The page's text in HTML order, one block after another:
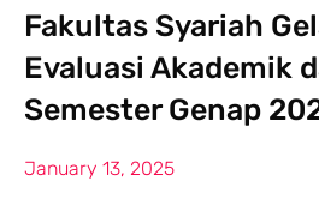
Fakultas Syariah
Evaluasi Akademik
Semester Genap
January 13, 2025